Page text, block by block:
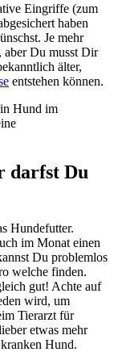
Eingriffe (zum
haben
Je mehr
aber Du musst Dir
älter,
entstehen können.
Hund im
darfst Du
Hundefutter.
im Monat einen
Du problemlos
welche finden.
gut! Achte auf
wird, um
Tierarzt für
etwas mehr
Hund.